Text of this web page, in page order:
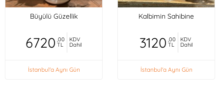
Büyülü Güzellik
6720 ,00
TL
KDV
Dahil
İstanbul'a Aynı Gün
Kalbimin Sahibine
3120 ,00
TL
KDV
Dahil
İstanbul'a Aynı Gün